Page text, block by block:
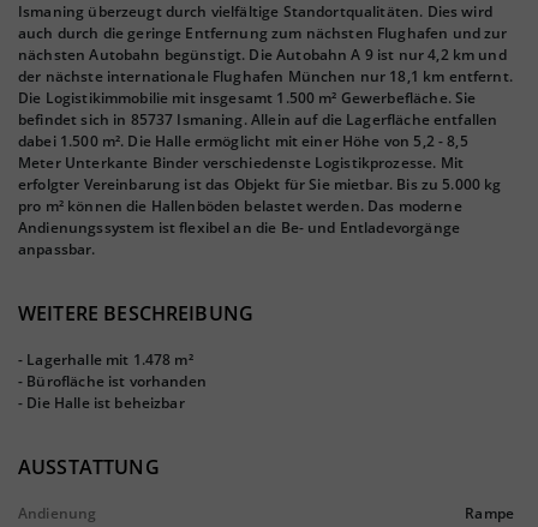
Ismaning überzeugt durch vielfältige Standortqualitäten. Dies wird
auch durch die geringe Entfernung zum nächsten Flughafen und zur
nächsten Autobahn begünstigt. Die Autobahn A 9 ist nur 4,2 km und
der nächste internationale Flughafen München nur 18,1 km entfernt.
Die Logistikimmobilie mit insgesamt 1.500 m² Gewerbefläche. Sie
befindet sich in 85737 Ismaning. Allein auf die Lagerfläche entfallen
dabei 1.500 m². Die Halle ermöglicht mit einer Höhe von 5,2 - 8,5
Meter Unterkante Binder verschiedenste Logistikprozesse. Mit
erfolgter Vereinbarung ist das Objekt für Sie mietbar. Bis zu 5.000 kg
pro m² können die Hallenböden belastet werden. Das moderne
Andienungssystem ist flexibel an die Be- und Entladevorgänge
anpassbar.
WEITERE BESCHREIBUNG
- Lagerhalle mit 1.478 m²
- Bürofläche ist vorhanden
- Die Halle ist beheizbar
AUSSTATTUNG
Andienung Rampe